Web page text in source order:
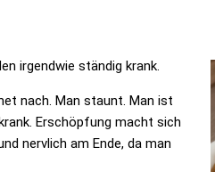
irgendwie ständig krank.
nach. Man staunt. Man ist
Erschöpfung macht sich
nervlich am Ende, da man